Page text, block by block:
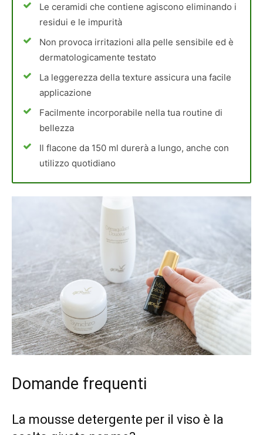
Le ceramidi che contiene agiscono eliminando i
residui e le impurità
Non provoca irritazioni alla pelle sensibile ed è
dermatologicamente testato
La leggerezza della texture assicura una facile
applicazione
Facilmente incorporabile nella tua routine di
bellezza
Il flacone da 150 ml durerà a lungo, anche con
utilizzo quotidiano
Domande frequenti
La mousse detergente per il viso è la